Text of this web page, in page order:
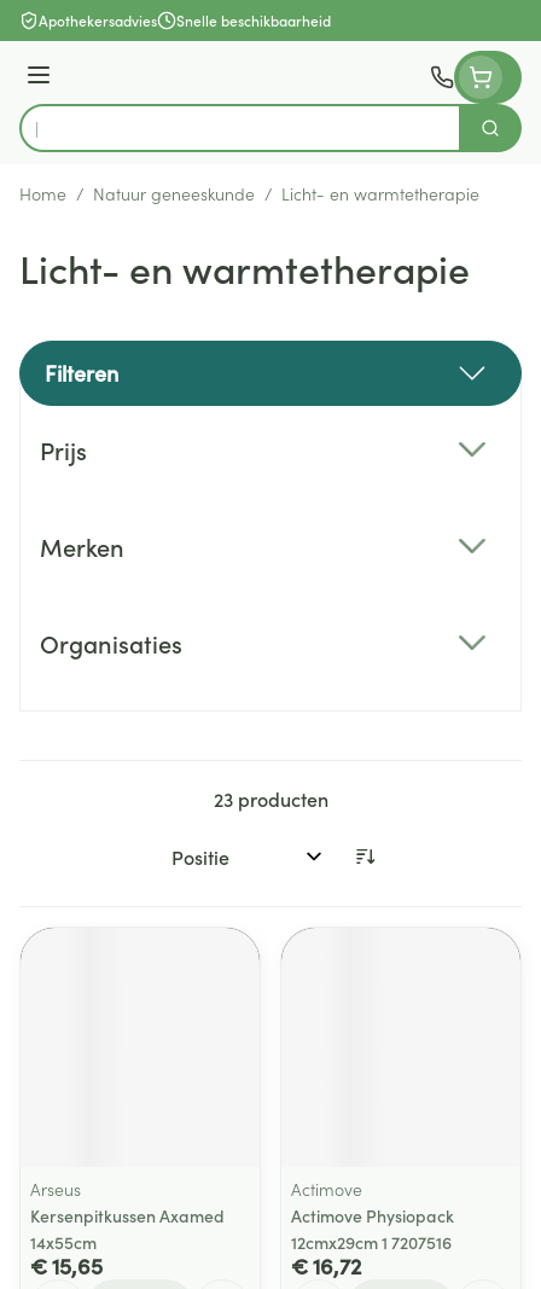
Ga naar de inhoud
Apothekersadvies Snelle beschikbaarheid
Menu
Product, merk, categorie...
Zoek
Home / Natuur geneeskunde / Licht- en warmtetherapie
Licht- en warmtetherapie
Filteren
Prijs
Merken
Organisaties
23producten
Sorteer op:
Arseus
Kersenpitkussen Axamed
14x55cm
€ 15,65
Actimove
Actimove Physiopack
12cmx29cm 1 7207516
€ 16,72